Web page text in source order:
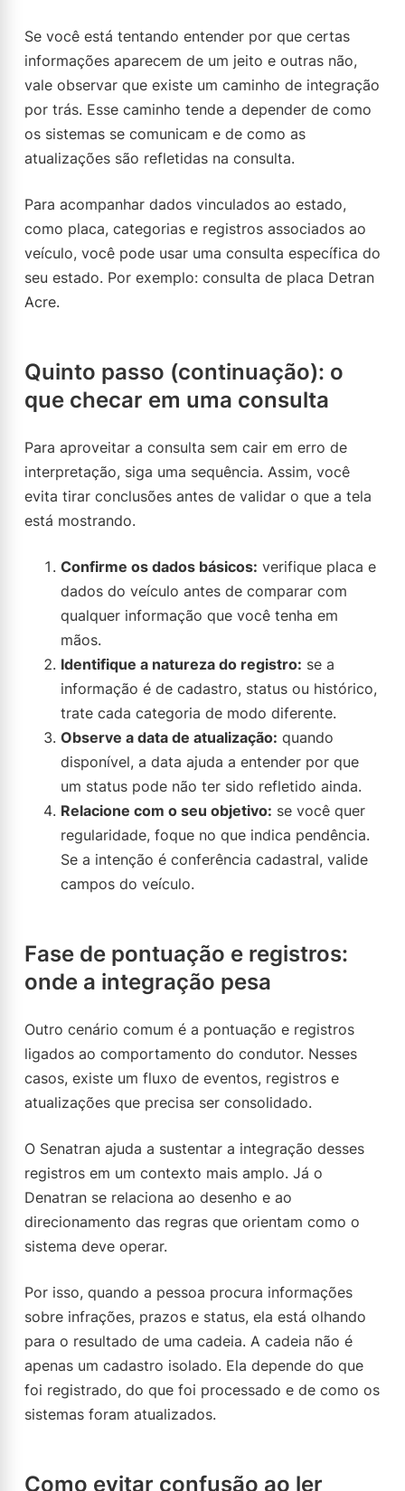
Se você está tentando entender por que certas
informações aparecem de um jeito e outras não,
vale observar que existe um caminho de integração
por trás. Esse caminho tende a depender de como
os sistemas se comunicam e de como as
atualizações são refletidas na consulta.
Para acompanhar dados vinculados ao estado,
como placa, categorias e registros associados ao
veículo, você pode usar uma consulta específica do
seu estado. Por exemplo: consulta de placa Detran
Acre.
Quinto passo (continuação): o
que checar em uma consulta
Para aproveitar a consulta sem cair em erro de
interpretação, siga uma sequência. Assim, você
evita tirar conclusões antes de validar o que a tela
está mostrando.
Confirme os dados básicos: verifique placa e
dados do veículo antes de comparar com
qualquer informação que você tenha em
mãos.
Identifique a natureza do registro: se a
informação é de cadastro, status ou histórico,
trate cada categoria de modo diferente.
Observe a data de atualização: quando
disponível, a data ajuda a entender por que
um status pode não ter sido refletido ainda.
Relacione com o seu objetivo: se você quer
regularidade, foque no que indica pendência.
Se a intenção é conferência cadastral, valide
campos do veículo.
Fase de pontuação e registros:
onde a integração pesa
Outro cenário comum é a pontuação e registros
ligados ao comportamento do condutor. Nesses
casos, existe um fluxo de eventos, registros e
atualizações que precisa ser consolidado.
O Senatran ajuda a sustentar a integração desses
registros em um contexto mais amplo. Já o
Denatran se relaciona ao desenho e ao
direcionamento das regras que orientam como o
sistema deve operar.
Por isso, quando a pessoa procura informações
sobre infrações, prazos e status, ela está olhando
para o resultado de uma cadeia. A cadeia não é
apenas um cadastro isolado. Ela depende do que
foi registrado, do que foi processado e de como os
sistemas foram atualizados.
Como evitar confusão ao ler